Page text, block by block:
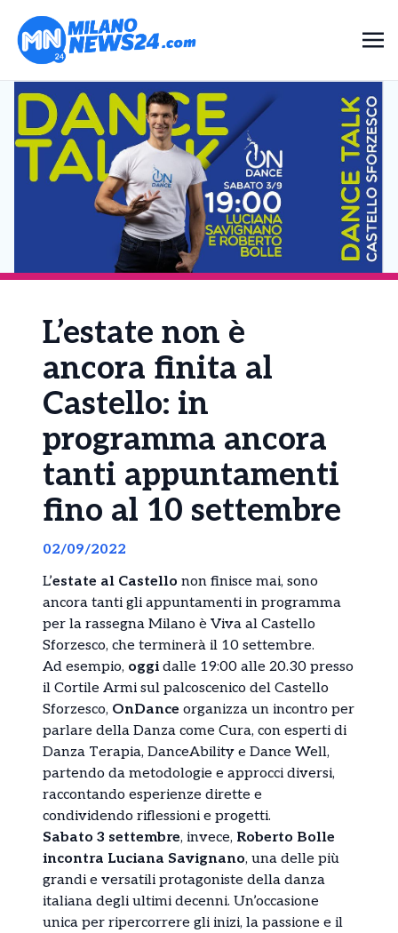
L’estate non è
ancora finita al
Castello: in
programma ancora
tanti appuntamenti
fino al 10 settembre
02/09/2022
L’estate al Castello non finisce mai, sono
ancora tanti gli appuntamenti in programma
per la rassegna Milano è Viva al Castello
Sforzesco, che terminerà il 10 settembre.
Ad esempio, oggi dalle 19:00 alle 20.30 presso
il Cortile Armi sul palcoscenico del Castello
Sforzesco, OnDance organizza un incontro per
parlare della Danza come Cura, con esperti di
Danza Terapia, DanceAbility e Dance Well,
partendo da metodologie e approcci diversi,
raccontando esperienze dirette e
condividendo riflessioni e progetti.
Sabato 3 settembre, invece, Roberto Bolle
incontra Luciana Savignano, una delle più
grandi e versatili protagoniste della danza
italiana degli ultimi decenni. Un’occasione
unica per ripercorrere gli inizi, la passione e il